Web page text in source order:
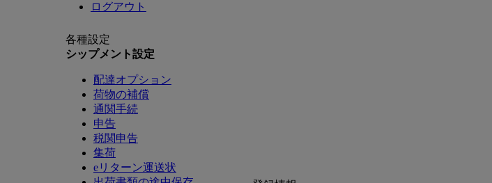
ログアウト
各種設定
シップメント設定
配達オプション
荷物の補償
通関手続
申告
税関申告
集荷
eリターン運送状